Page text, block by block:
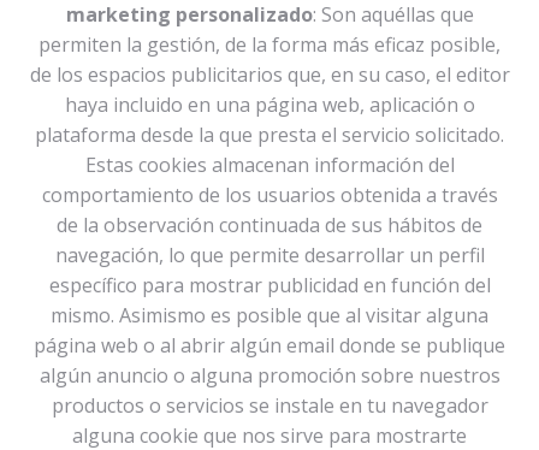
marketing personalizado: Son aquéllas que
permiten la gestión, de la forma más eficaz posible,
de los espacios publicitarios que, en su caso, el editor
haya incluido en una página web, aplicación o
plataforma desde la que presta el servicio solicitado.
Estas cookies almacenan información del
comportamiento de los usuarios obtenida a través
de la observación continuada de sus hábitos de
navegación, lo que permite desarrollar un perfil
específico para mostrar publicidad en función del
mismo. Asimismo es posible que al visitar alguna
página web o al abrir algún email donde se publique
algún anuncio o alguna promoción sobre nuestros
productos o servicios se instale en tu navegador
alguna cookie que nos sirve para mostrarte